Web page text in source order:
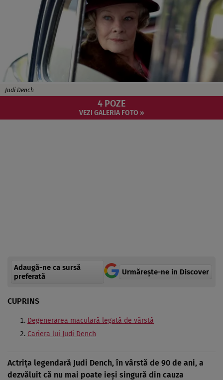
Judi Dench
4 POZE
VEZI GALERIA FOTO »
Adaugă-ne ca sursă
preferată
Urmărește-ne in Discover
CUPRINS
Degenerarea maculară legată de vârstă
Cariera lui Judi Dench
Actrița legendară Judi Dench, în vârstă de 90 de ani, a
dezvăluit că nu mai poate ieși singură din cauza